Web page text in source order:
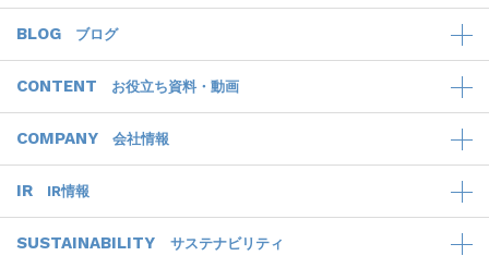
BLOG ブログ
CONTENT お役立ち資料・動画
COMPANY 会社情報
IR IR情報
SUSTAINABILITY サステナビリティ